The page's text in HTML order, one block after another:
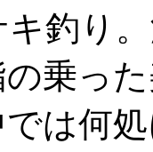
キ釣り
乗っ
は何